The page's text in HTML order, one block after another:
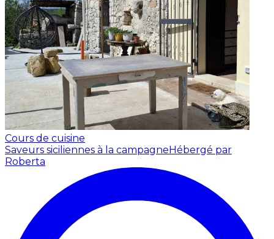
Cours de cuisine
Saveurs siciliennes à la campagne Hébergé par
Roberta